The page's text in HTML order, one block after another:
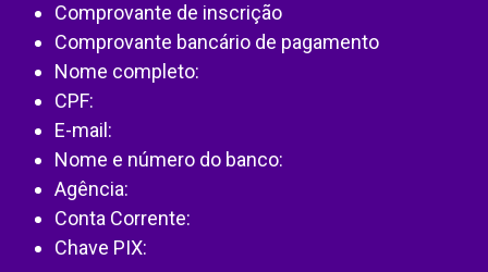
Comprovante de inscrição
Comprovante bancário de pagamento
Nome completo:
CPF:
E-mail:
Nome e número do banco:
Agência:
Conta Corrente:
Chave PIX: